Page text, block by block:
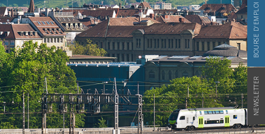
BOURSE D'EMPLOI
NEWSLETTER